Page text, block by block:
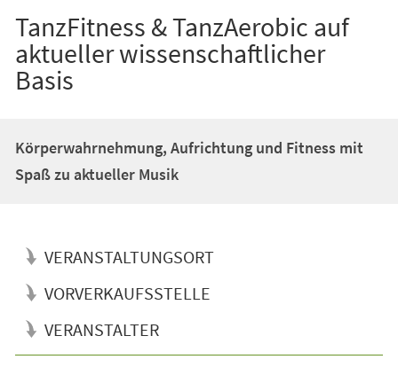
TanzFitness & TanzAerobic auf
aktueller wissenschaftlicher
Basis
Körperwahrnehmung, Aufrichtung und Fitness mit
Spaß zu aktueller Musik
VERANSTALTUNGSORT
VORVERKAUFSSTELLE
VERANSTALTER